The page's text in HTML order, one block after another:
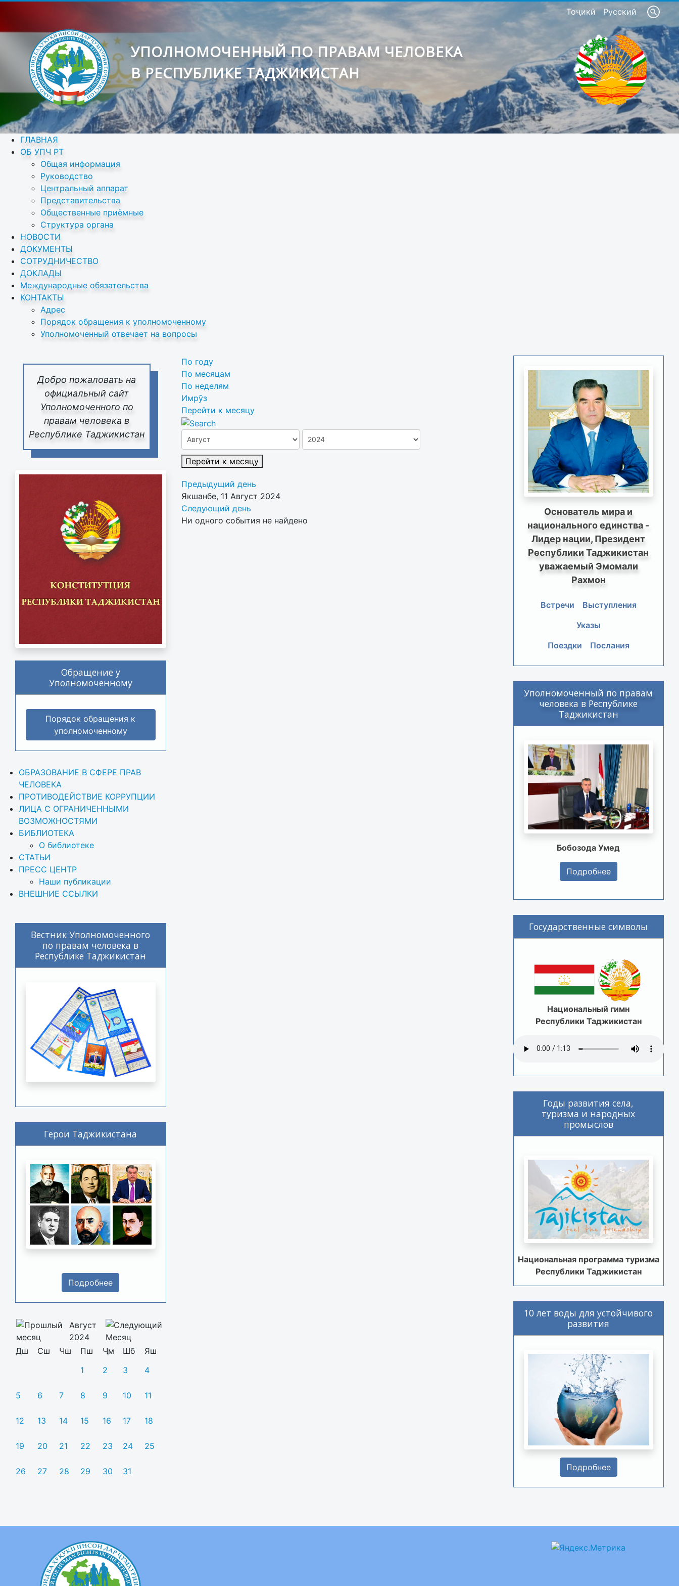
Тоҷикӣ Русский
УПОЛНОМОЧЕННЫЙ ПО ПРАВАМ ЧЕЛОВЕКА
В РЕСПУБЛИКЕ ТАДЖИКИСТАН
ГЛАВНАЯ
ОБ УПЧ РТ
Общая информация
Руководство
Центральный аппарат
Представительства
Общественные приёмные
Структура органа
НОВОСТИ
ДОКУМЕНТЫ
СОТРУДНИЧЕСТВО
ДОКЛАДЫ
Международные обязательства
КОНТАКТЫ
Адрес
Порядок обращения к уполномоченному
Уполномоченный отвечает на вопросы
Добро пожаловать на
официальный сайт
Уполномоченного по
правам человека в
Республике Таджикистан
Обращение у
Уполномоченному
Порядок обращения к
уполномоченному
ОБРАЗОВАНИЕ В СФЕРЕ ПРАВ
ЧЕЛОВЕКА
ПРОТИВОДЕЙСТВИЕ КОРРУПЦИИ
ЛИЦА С ОГРАНИЧЕННЫМИ
ВОЗМОЖНОСТЯМИ
БИБЛИОТЕКА
О библиотеке
СТАТЬИ
ПРЕСС ЦЕНТР
Наши публикации
ВНЕШНИЕ ССЫЛКИ
Вестник Уполномоченного
по правам человека в
Республике Таджикистан
Герои Таджикистана
Подробнее
Август
2024
Дш
Сш Чш Пш Ҷм Шб
Яш
1
2 3 4
5 6 7 8 9 10 11
12 13 14 15 16 17 18
19 20 21 22 23 24 25
26 27 28 29 30 31
По году
По месяцам
По неделям
Имрӯз
Перейти к месяцу
Перейти к месяцу
Предыдущий день
Якшанбе, 11 Август 2024
Следующий день
Ни одного события не найдено
Основатель мира и
национального единства -
Лидер нации, Президент
Республики Таджикистан
уважаемый Эмомали
Рахмон
Встречи
Выступления
Указы
Поездки
Послания
Уполномоченный по правам
человека в Республике
Таджикистан
Бобозода Умед
Подробнее
Государственные символы
Национальный гимн
Республики Таджикистан
Годы развития села,
туризма и народных
промыслов
Национальная программа туризма
Республики Таджикистан
10 лет воды для устойчивого
развития
Подробнее